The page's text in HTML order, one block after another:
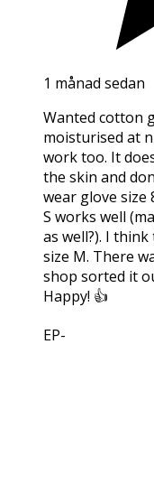
1 månad sedan
Wanted cotton
moisturised at
work too. It
the skin and
wear glove size
S works well
as well?). I
size M. There
shop sorted it
Happy! 👍
EP-